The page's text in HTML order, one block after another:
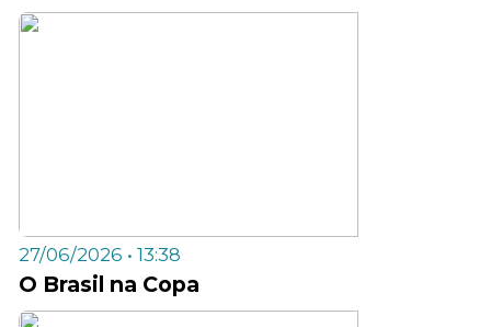
27/06/2026 • 13:38
O Brasil na Copa